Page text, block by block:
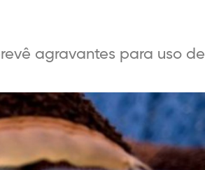
agravantes para uso de